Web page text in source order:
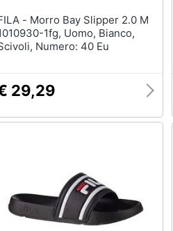
- Morro Bay Slipper 2.0 M
1fg, Uomo, Bianco,
Numero: 40 Eu
29,29